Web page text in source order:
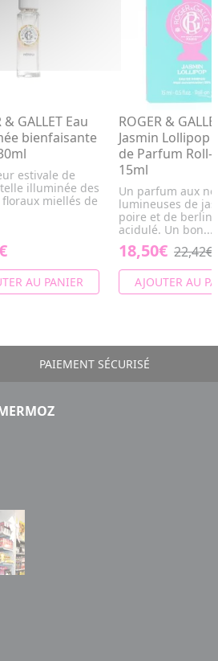
& GALLET Eau
bienfaisante
estivale de
illuminée des
miellés de
AU PANIER
ROGER &
Jasmin Lollipop
de Parfum Roll-
15ml
Un parfum aux
lumineuses de
poire et de
acidulé. Un bon...
18,50€ 22,42€
AJOUTER AU
PAIEMENT SÉCURISÉ